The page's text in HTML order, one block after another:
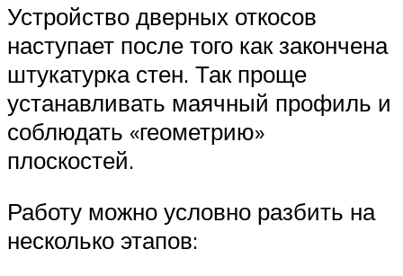
Устройство дверных откосов
наступает после того как закончена
штукатурка стен. Так проще
устанавливать маячный профиль и
соблюдать «геометрию»
плоскостей.
Работу можно условно разбить на
несколько этапов: